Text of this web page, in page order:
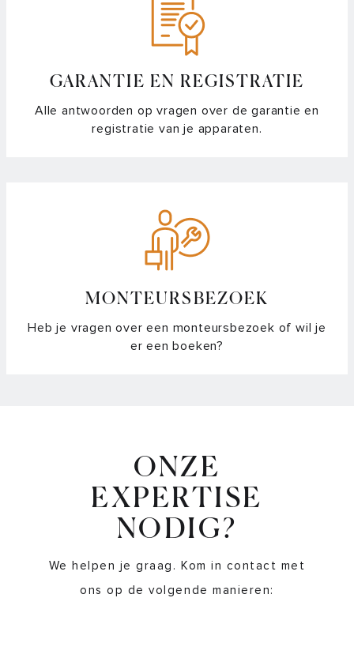
Waarom geeft mijn oven 30 graden aan bij de
ontdooifunctie?
Waarom komt er stoom of warme lucht tussen het display
en de klep naar buiten?
Wat is de tijdsnotatie van mijn oven en magnetron?
Wat zijn de blokjes in mijn MAGNA oven display?
GARANTIE EN REGISTRATIE
Alle antwoorden op vragen over de garantie en
registratie van je apparaten.
MONTEURSBEZOEK
Heb je vragen over een monteursbezoek of wil je
er een boeken?
ONZE
EXPERTISE
NODIG?
We helpen je graag. Kom in contact met
ons op de volgende manieren: